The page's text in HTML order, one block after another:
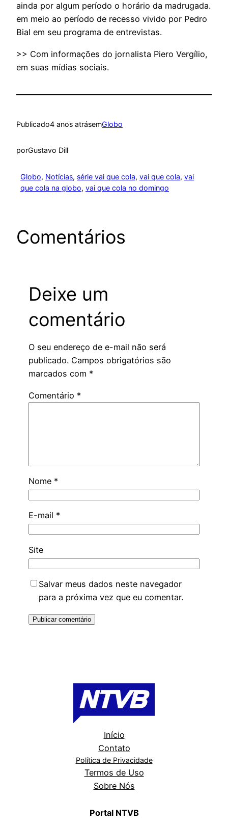
ainda por algum período o horário da madrugada.
em meio ao período de recesso vivido por Pedro
Bial em seu programa de entrevistas.
>> Com informações do jornalista Piero Vergílio,
em suas mídias sociais.
Publicado4 anos atrásemGlobo
porGustavo Dill
Globo, Notícias, série vai que cola, vai que cola, vai
que cola na globo, vai que cola no domingo
Comentários
Deixe um
comentário
O seu endereço de e-mail não será
publicado. Campos obrigatórios são
marcados com *
Comentário *
Nome *
E-mail *
Site
Salvar meus dados neste navegador
para a próxima vez que eu comentar.
Início
Contato
Política de Privacidade
Termos de Uso
Sobre Nós
Portal NTVB